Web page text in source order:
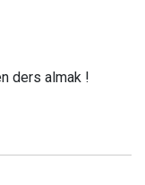
ders almak !